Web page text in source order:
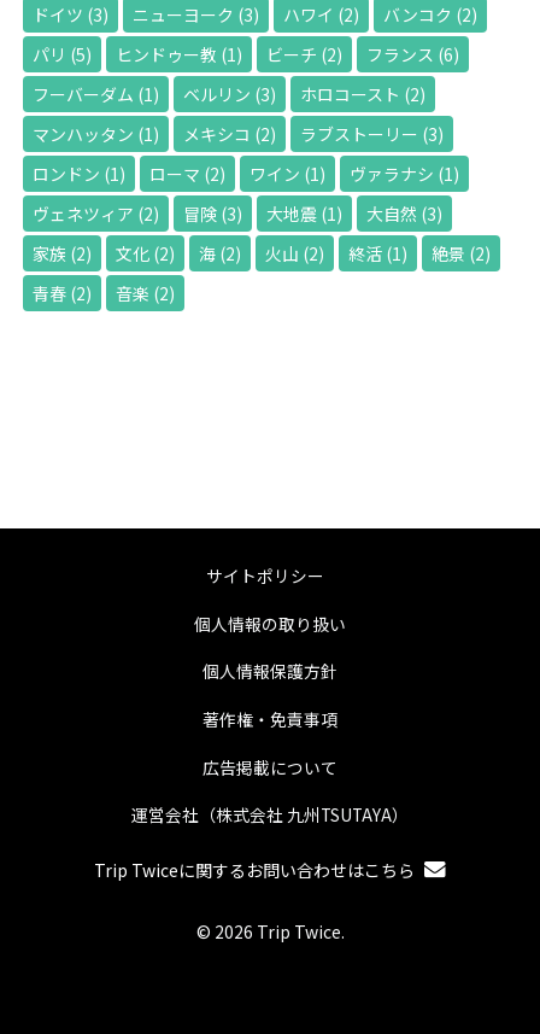
ドイツ (3) ニューヨーク (3) ハワイ (2) バンコク (2)
パリ (5) ヒンドゥー教 (1) ビーチ (2) フランス (6)
フーバーダム (1) ベルリン (3) ホロコースト (2)
マンハッタン (1) メキシコ (2) ラブストーリー (3)
ロンドン (1) ローマ (2) ワイン (1) ヴァラナシ (1)
ヴェネツィア (2) 冒険(3) 大地震(1) 大自然 (3)
家族 (2) 文化(2) 海(2) 火山 (2) 終活(1) 絶景 (2)
青春(2) 音楽 (2)
サイトポリシー
個人情報の取り扱い
個人情報保護方針
著作権・免責事項
広告掲載について
運営会社（株式会社 九州TSUTAYA）
Trip Twiceに関するお問い合わせはこちら
© 2026 Trip Twice.